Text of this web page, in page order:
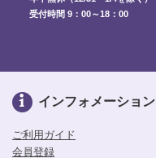
受付時間 9：00～18：00
インフォメーション
ご利用ガイド
会員登録